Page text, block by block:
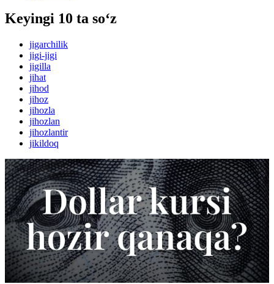
Keyingi 10 ta so‘z
jigarchilik
jigi-jigi
jigilla
jihat
jihod
jihoz
jihozla
jihozlan
jihozlantir
jikildoq